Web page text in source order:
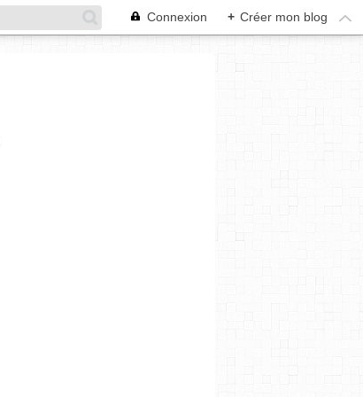
Connexion + Créer mon blog